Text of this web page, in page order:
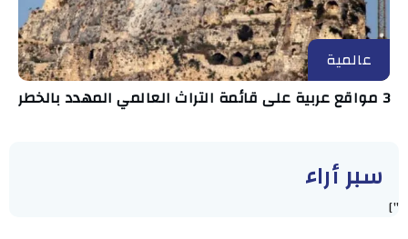
عالمية
3 مواقع عربية على قائمة التراث العالمي المهدد بالخطر
سبر أراء
"]